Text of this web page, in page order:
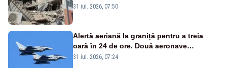
31 iul. 2026, 07:50
Alertă aeriană la graniță pentru a treia
oară în 24 de ore. Două aeronave
Eurofighter britanice au fost ridicate de la
31 iul. 2026, 07:24